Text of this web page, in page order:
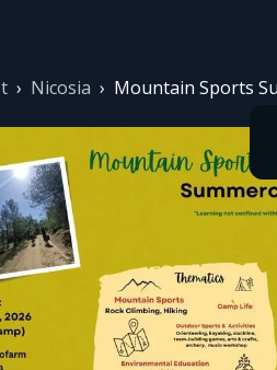
› Nicosia › Mountain Sports